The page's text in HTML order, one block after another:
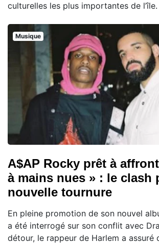
culturelles les plus importantes de l’île.
Musique
A$AP Rocky prêt à
à mains nues » : le clash
nouvelle tournure
En pleine promotion de son nouvel
a été interrogé sur son conflit avec
détour, le rappeur de Harlem a assuré